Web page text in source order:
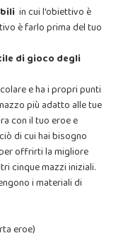
in cui l'obiettivo è
è farlo prima del tuo
di gioco degli
e ha i propri punti
più adatto alle tue
con il tuo eroe e
di cui hai bisogno
offrirti la migliore
cinque mazzi iniziali.
i materiali di
eroe)